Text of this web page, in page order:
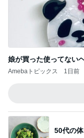
娘が買った使ってない
Amebaトピックス 1日前
50代の